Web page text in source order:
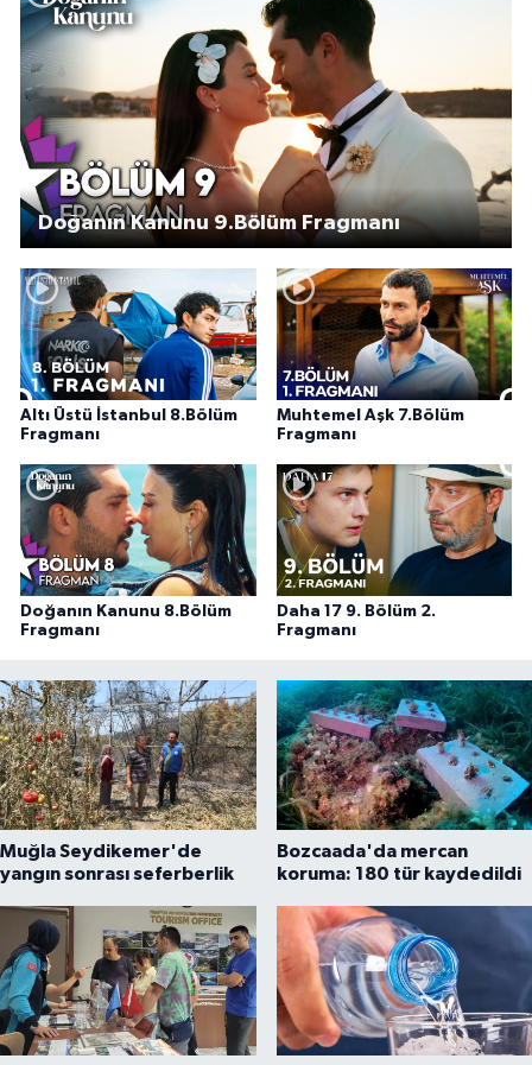
Doğanın Kanunu 9.Bölüm Fragmanı
Altı Üstü İstanbul 8.Bölüm
Fragmanı
Muhtemel Aşk 7.Bölüm
Fragmanı
Doğanın Kanunu 8.Bölüm
Fragmanı
Daha 17 9. Bölüm 2.
Fragmanı
Muğla Seydikemer'de
yangın sonrası seferberlik
Bozcaada'da mercan
koruma: 180 tür kaydedildi